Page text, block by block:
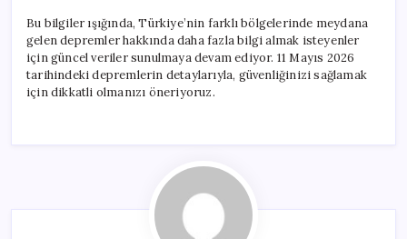
Bu bilgiler ışığında, Türkiye’nin farklı bölgelerinde meydana
gelen depremler hakkında daha fazla bilgi almak isteyenler
için güncel veriler sunulmaya devam ediyor. 11 Mayıs 2026
tarihindeki depremlerin detaylarıyla, güvenliğinizi sağlamak
için dikkatli olmanızı öneriyoruz.